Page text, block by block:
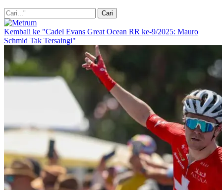
Kembali ke "Cadel Evans Great Ocean RR ke-9/2025: Mauro
Schmid Tak Tersaingi"